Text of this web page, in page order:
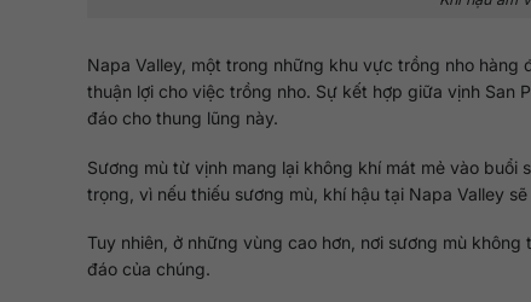
Napa Valley, một trong những khu vực trồng nho
thuận lợi cho việc trồng nho. Sự kết hợp giữa vịnh San
đáo cho thung lũng này.
Sương mù từ vịnh mang lại không khí mát mẻ vào
trọng, vì nếu thiếu sương mù, khí hậu tại Napa Valley
Tuy nhiên, ở những vùng cao hơn, nơi sương mù
đáo của chúng.